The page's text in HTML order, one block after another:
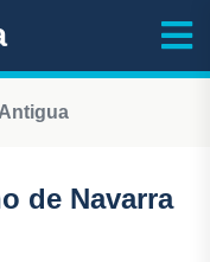
de Navarra